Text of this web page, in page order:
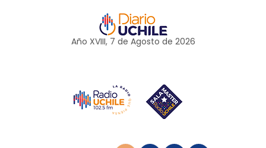
Año XVIII, 7 de Agosto de 2026